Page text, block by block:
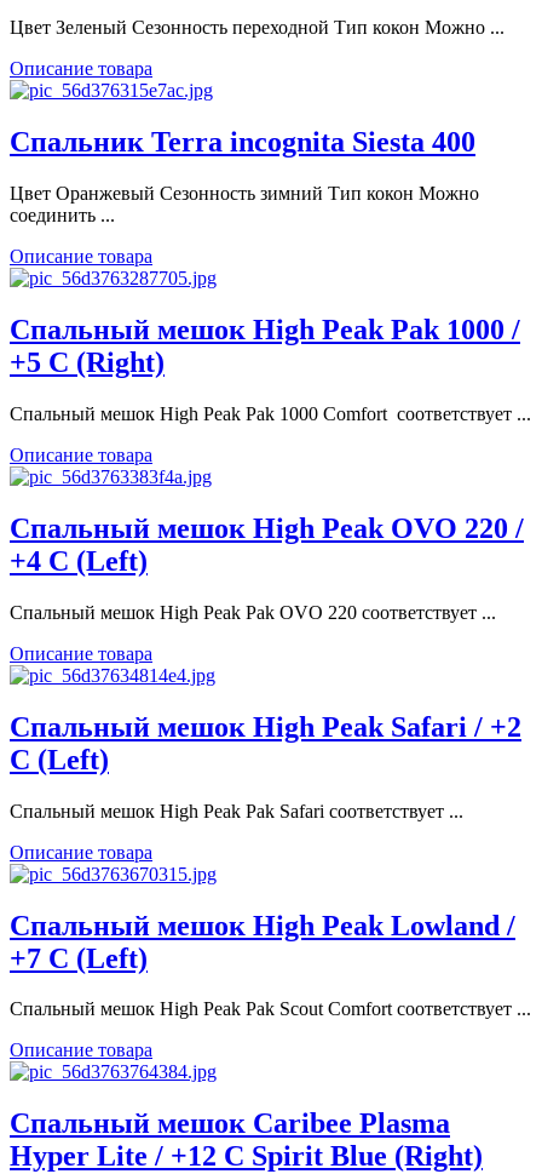
Цвет Зеленый Сезонность переходной Тип кокон Можно ...
Описание товара
Спальник Terra incognita Siesta 400
Цвет Оранжевый Сезонность зимний Тип кокон Можно
соединить ...
Описание товара
Спальный мешок High Peak Pak 1000 /
+5 C (Right)
Спальный мешок High Peak Pak 1000 Comfort соответствует ...
Описание товара
Спальный мешок High Peak OVO 220 /
+4 C (Left)
Спальный мешок High Peak Pak OVO 220 соответствует ...
Описание товара
Спальный мешок High Peak Safari / +2
C (Left)
Спальный мешок High Peak Pak Safari соответствует ...
Описание товара
Спальный мешок High Peak Lowland /
+7 C (Left)
Спальный мешок High Peak Pak Scout Comfort соответствует ...
Описание товара
Спальный мешок Caribee Plasma
Hyper Lite / +12 C Spirit Blue (Right)